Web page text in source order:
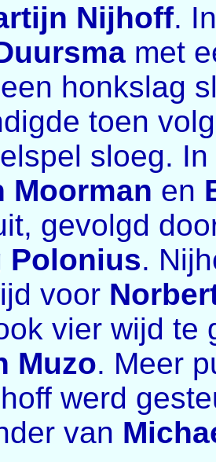
Nijhoff.
met
een honkslag
toen
sloeg.
Moorman en
gevolgd
Polonius.
voor
vier wijd te
Muzo. Meer
werd
van